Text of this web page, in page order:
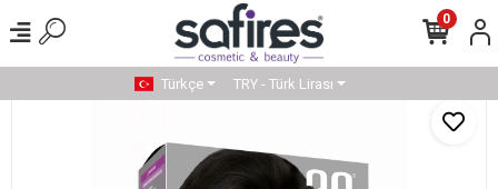
0
Türkçe TRY - Türk Lirası